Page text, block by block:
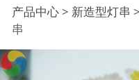
雏菊造型
LED铜线
产品中心> 新造型灯串 >
串